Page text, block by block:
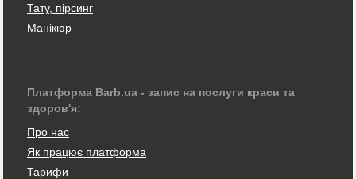
Тату, пірсинг
Манікюр
Платформа Barb.ua - запис на послуги краси та
здоров'я:
Про нас
Як працює платформа
Тарифи